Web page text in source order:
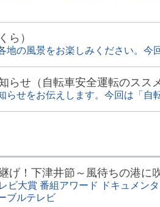
ら）
地の風景をお楽しみください。今
らせ（自転車安全運転のススメ
らせをお伝えします。今回は「自
げ！下津井節～風待ちの港に
ビ大賞 番組アワード ドキュメン
ブルテレビ